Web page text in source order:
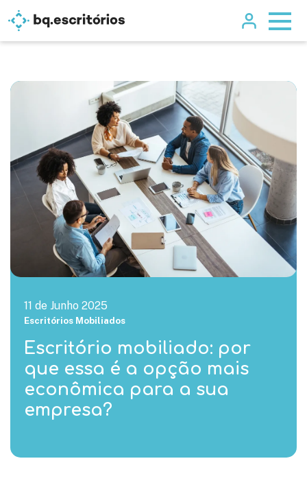
11 de Junho 2025
Escritórios Mobiliados
Escritório mobiliado: por
que essa é a opção mais
econômica para a sua
empresa?